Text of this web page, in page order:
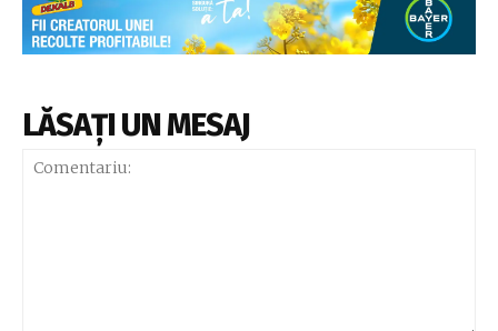
LĂSAȚI UN MESAJ